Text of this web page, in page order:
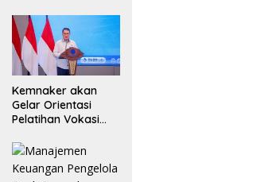
Kemnaker akan
Gelar Orientasi
Pelatihan Vokasi